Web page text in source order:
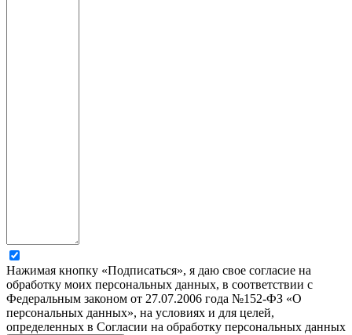
Нажимая кнопку «Подписаться», я даю свое согласие на
обработку моих персональных данных, в соответствии с
Федеральным законом от 27.07.2006 года №152-ФЗ «О
персональных данных», на условиях и для целей,
определенных в Согласии на обработку персональных данных